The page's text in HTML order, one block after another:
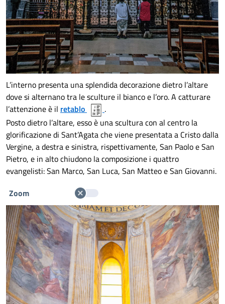
L’interno presenta una splendida decorazione dietro l’altare
dove si alternano tra le sculture il bianco e l’oro. A catturare
l’attenzione è il retablo
.
Posto dietro l’altare, esso è una scultura con al centro la
glorificazione di Sant’Agata che viene presentata a Cristo dalla
Vergine, a destra e sinistra, rispettivamente, San Paolo e San
Pietro, e in alto chiudono la composizione i quattro
evangelisti: San Marco, San Luca, San Matteo e San Giovanni.
Zoom